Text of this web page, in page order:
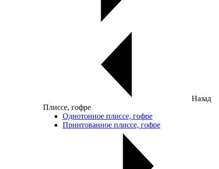
Назад
Плиссе, гофре
Однотонное плиссе, гофре
Принтованное плиссе, гофре